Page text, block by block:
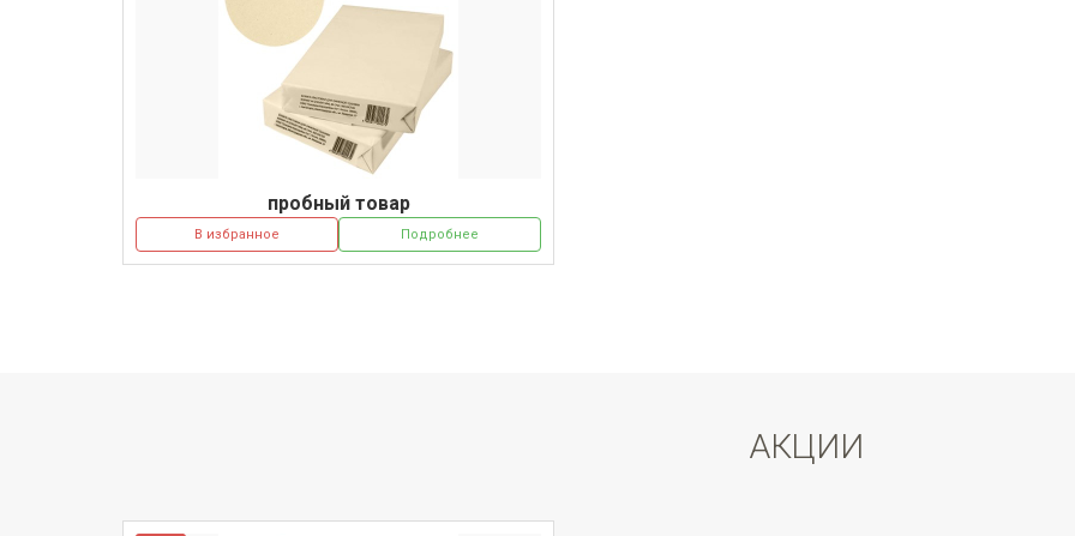
пробный товар
В избранное Подробнее
АКЦИИ